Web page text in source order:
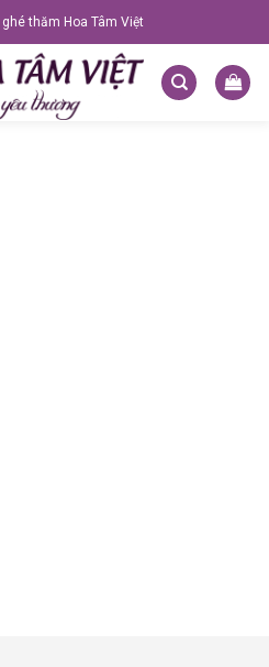
thăm Hoa Tâm Việt